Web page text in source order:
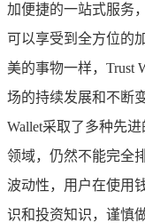
加便捷的一站式服务
可以享受到全方位的
美的事物一样，Trust
场的持续发展和不断
Wallet采取了多种先
领域，仍然不能完全
波动性，用户在使用
识和投资知识，谨慎